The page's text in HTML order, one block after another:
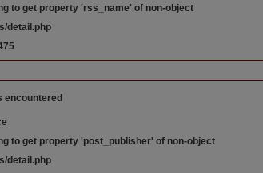
to get property 'rss_name' of non-object
detail.php
encountered
to get property 'post_publisher' of non-object
detail.php